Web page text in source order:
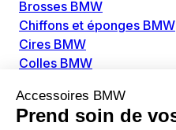
Brosses BMW
Chiffons et éponges BMW
Cires BMW
Colles BMW
Détachants BMW
Disolvants BMW